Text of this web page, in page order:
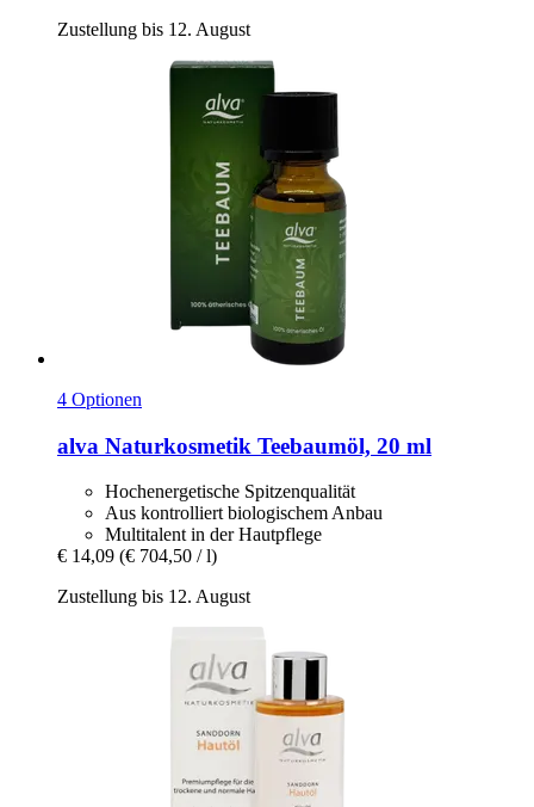
Zustellung bis 12. August
4 Optionen
alva Naturkosmetik Teebaumöl, 20 ml
Hochenergetische Spitzenqualität
Aus kontrolliert biologischem Anbau
Multitalent in der Hautpflege
€ 14,09 (€ 704,50 / l)
Zustellung bis 12. August